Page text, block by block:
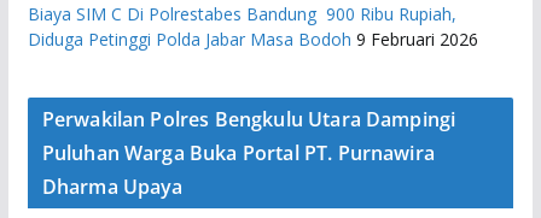
Biaya SIM C Di Polrestabes Bandung 900 Ribu Rupiah,
Diduga Petinggi Polda Jabar Masa Bodoh 9 Februari 2026
Perwakilan Polres Bengkulu Utara Dampingi
Puluhan Warga Buka Portal PT. Purnawira
Dharma Upaya